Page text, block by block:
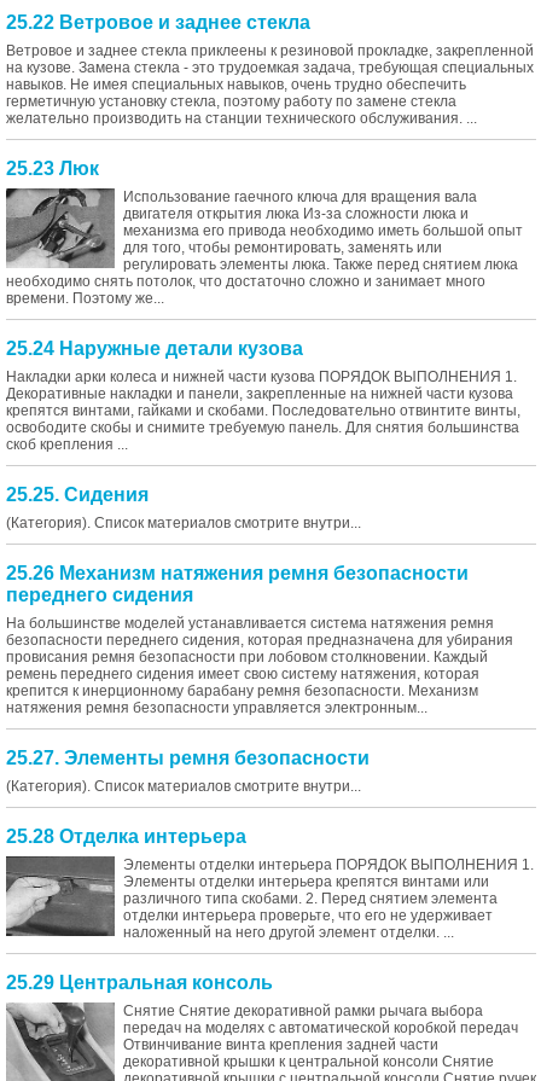
25.22 Ветровое и заднее стекла
Ветровое и заднее стекла приклеены к резиновой прокладке, закрепленной
на кузове. Замена стекла - это трудоемкая задача, требующая специальных
навыков. Не имея специальных навыков, очень трудно обеспечить
герметичную установку стекла, поэтому работу по замене стекла
желательно производить на станции технического обслуживания. ...
25.23 Люк
Использование гаечного ключа для вращения вала
двигателя открытия люка Из-за сложности люка и
механизма его привода необходимо иметь большой опыт
для того, чтобы ремонтировать, заменять или
регулировать элементы люка. Также перед снятием люка
необходимо снять потолок, что достаточно сложно и занимает много
времени. Поэтому же...
25.24 Наружные детали кузова
Накладки арки колеса и нижней части кузова ПОРЯДОК ВЫПОЛНЕНИЯ 1.
Декоративные накладки и панели, закрепленные на нижней части кузова
крепятся винтами, гайками и скобами. Последовательно отвинтите винты,
освободите скобы и снимите требуемую панель. Для снятия большинства
скоб крепления ...
25.25. Сидения
(Категория). Список материалов смотрите внутри...
25.26 Механизм натяжения ремня безопасности
переднего сидения
На большинстве моделей устанавливается система натяжения ремня
безопасности переднего сидения, которая предназначена для убирания
провисания ремня безопасности при лобовом столкновении. Каждый
ремень переднего сидения имеет свою систему натяжения, которая
крепится к инерционному барабану ремня безопасности. Механизм
натяжения ремня безопасности управляется электронным...
25.27. Элементы ремня безопасности
(Категория). Список материалов смотрите внутри...
25.28 Отделка интерьера
Элементы отделки интерьера ПОРЯДОК ВЫПОЛНЕНИЯ 1.
Элементы отделки интерьера крепятся винтами или
различного типа скобами. 2. Перед снятием элемента
отделки интерьера проверьте, что его не удерживает
наложенный на него другой элемент отделки. ...
25.29 Центральная консоль
Снятие Снятие декоративной рамки рычага выбора
передач на моделях с автоматической коробкой передач
Отвинчивание винта крепления задней части
декоративной крышки к центральной консоли Снятие